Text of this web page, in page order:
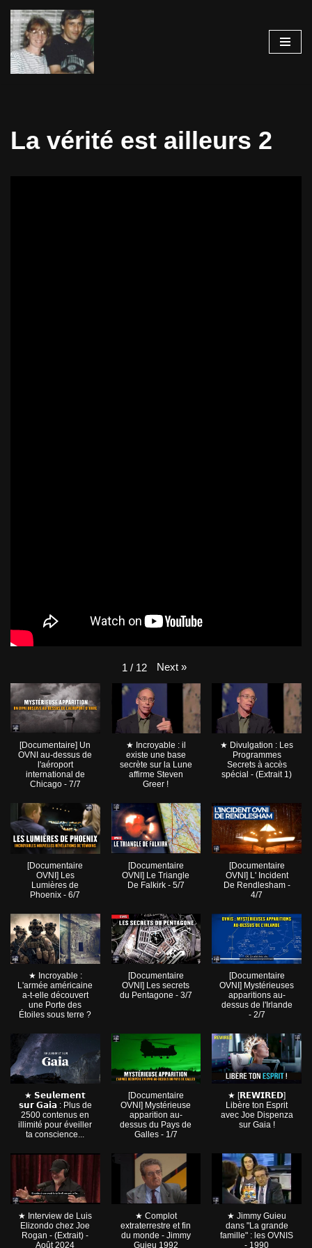
Aller
au
contenu
La vérité est ailleurs 2
1 / 12 Next »
[Documentaire] Un
OVNI au-dessus de
l'aéroport
international de
Chicago - 7/7
★ Incroyable : il
existe une base
secrète sur la Lune
affirme Steven
Greer !
★ Divulgation : Les
Programmes
Secrets à accès
spécial - (Extrait 1)
[Documentaire
OVNI] Les
Lumières de
Phoenix - 6/7
[Documentaire
OVNI] Le Triangle
De Falkirk - 5/7
[Documentaire
OVNI] L' Incident
De Rendlesham -
4/7
★ Incroyable :
L'armée américaine
a-t-elle découvert
une Porte des
Étoiles sous terre ?
[Documentaire
OVNI] Les secrets
du Pentagone - 3/7
[Documentaire
OVNI] Mystérieuses
apparitions au-
dessus de l'Irlande
- 2/7
★ 𝗦𝗲𝘂𝗹𝗲𝗺𝗲𝗻𝘁
𝘀𝘂𝗿 𝗚𝗮𝗶𝗮 : Plus de
2500 contenus en
illimité pour éveiller
ta conscience...
[Documentaire
OVNI] Mystérieuse
apparition au-
dessus du Pays de
Galles - 1/7
★ [𝗥𝗘𝗪𝗜𝗥𝗘𝗗]
Libère ton Esprit
avec Joe Dispenza
sur Gaia !
★ Interview de Luis
Elizondo chez Joe
Rogan - (Extrait) -
Août 2024
★ Complot
extraterrestre et fin
du monde - Jimmy
Guieu 1992
★ Jimmy Guieu
dans "La grande
famille" : les OVNIS
- 1990